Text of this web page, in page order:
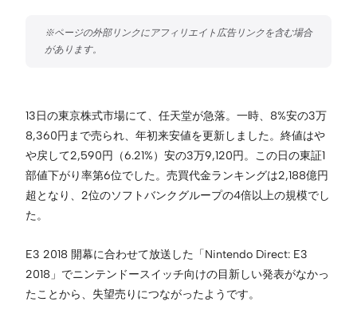
13日の東京株式市場にて、任天堂が急落。一時、8%安の3万
8,360円まで売られ、年初来安値を更新しました。終値はや
や戻して2,590円（6.21%）安の3万9,120円。この日の東証1
部値下がり率第6位でした。売買代金ランキングは2,188億円
超となり、2位のソフトバンクグループの4倍以上の規模でし
た。
E3 2018 開幕に合わせて放送した「Nintendo Direct: E3
2018」でニンテンドースイッチ向けの目新しい発表がなかっ
たことから、失望売りにつながったようです。